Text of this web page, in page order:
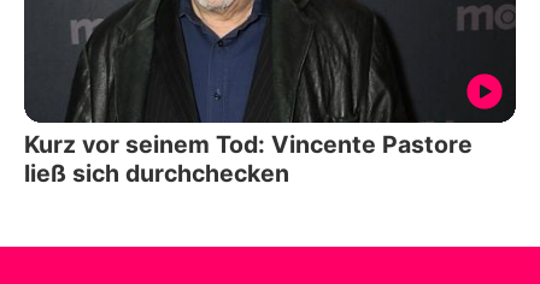
Kurz vor seinem Tod: Vincente Pastore
ließ sich durchchecken